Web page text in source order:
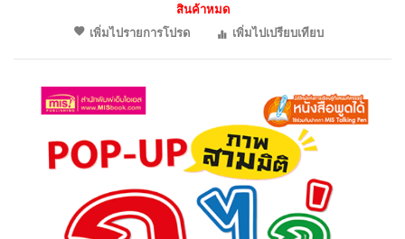
สินค้าหมด
เพิ่มไปรายการโปรด
เพิ่มไปเปรียบเทียบ